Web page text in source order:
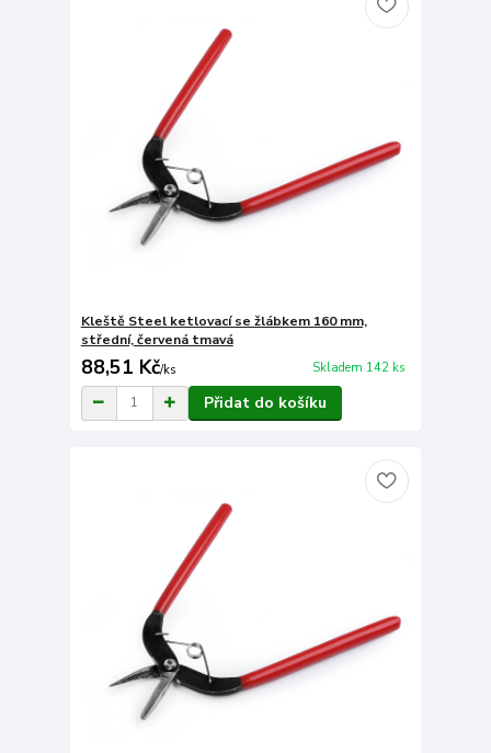
Kleště Steel ketlovací se žlábkem 160 mm,
střední, červená tmavá
88,51 Kč/ks Skladem 142 ks
Přidat do košíku